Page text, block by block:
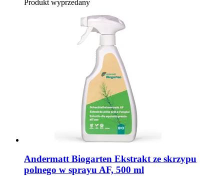
Produkt wyprzedany
Andermatt Biogarten Ekstrakt ze skrzypu
polnego w sprayu AF, 500 ml